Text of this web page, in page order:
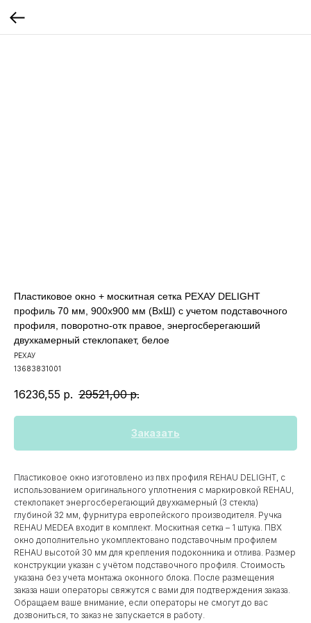
Пластиковое окно + москитная сетка РЕХАУ DELIGHT
профиль 70 мм, 900х900 мм (ВхШ) с учетом подставочного
профиля, поворотно-отк правое, энергосберегаюший
двухкамерный стеклопакет, белое
РЕХАУ
13683831001
16236,55 р. 29521,00 р.
Заказать
Пластиковое окно изготовлено из пвх профиля REHAU DELIGHT, с
использованием оригинального уплотнения с маркировкой REHAU,
стеклопакет энергосберегающий двухкамерный (3 стекла)
глубиной 32 мм, фурнитура европейского производителя. Ручка
REHAU MEDEA входит в комплект. Москитная сетка – 1 штука. ПВХ
окно дополнительно укомплектовано подставочным профилем
REHAU высотой 30 мм для крепления подоконника и отлива. Размер
конструкции указан c учётом подставочного профиля. Стоимость
указана без учета монтажа оконного блока. После размещения
заказа наши операторы свяжутся с вами для подтверждения заказа.
Обращаем ваше внимание, если операторы не смогут до вас
дозвониться, то заказ не запускается в работу.